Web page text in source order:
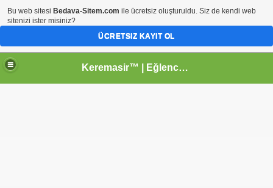
Keremasir™ | Eğlenceyi paylaş
Bu web sitesi Bedava-Sitem.com ile ücretsiz oluşturuldu. Siz de kendi web
sitenizi ister misiniz?
ÜCRETSIZ KAYIT OL